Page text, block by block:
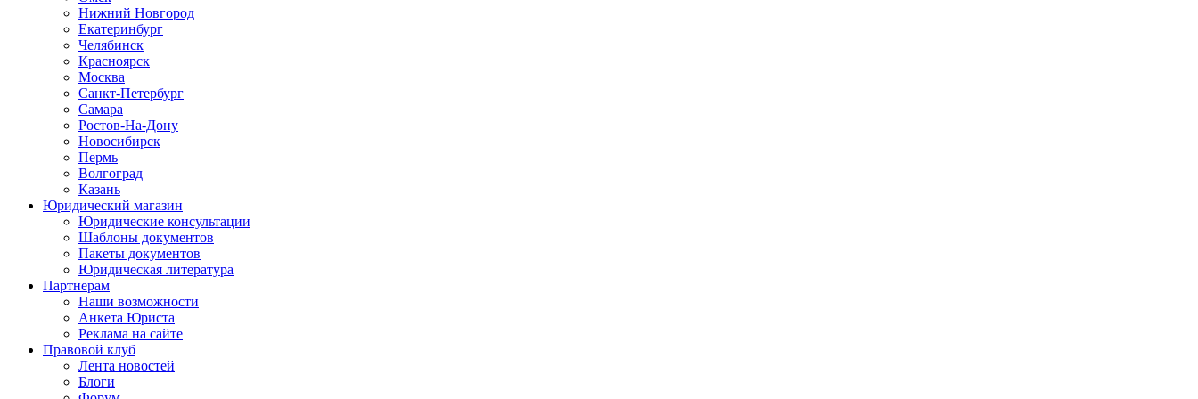
Нижний Новгород
Екатеринбург
Челябинск
Красноярск
Москва
Санкт-Петербург
Самара
Ростов-На-Дону
Новосибирск
Пермь
Волгоград
Казань
Юридический магазин
Юридические консультации
Шаблоны документов
Пакеты документов
Юридическая литература
Партнерам
Наши возможности
Анкета Юриста
Реклама на сайте
Правовой клуб
Лента новостей
Блоги